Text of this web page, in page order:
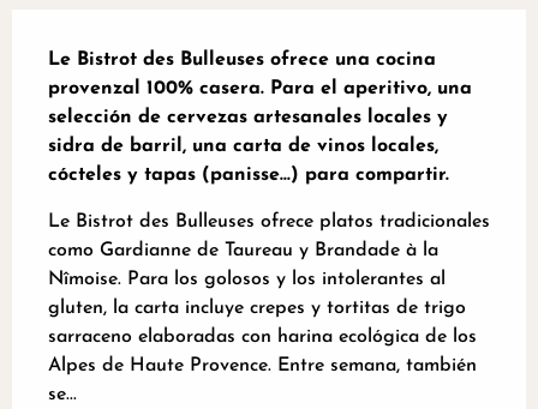
Le Bistrot des Bulleuses ofrece una cocina
provenzal 100% casera. Para el aperitivo, una
selección de cervezas artesanales locales y
sidra de barril, una carta de vinos locales,
cócteles y tapas (panisse...) para compartir.
Le Bistrot des Bulleuses ofrece platos tradicionales
como Gardianne de Taureau y Brandade à la
Nîmoise. Para los golosos y los intolerantes al
gluten, la carta incluye crepes y tortitas de trigo
sarraceno elaboradas con harina ecológica de los
Alpes de Haute Provence. Entre semana, también
se...